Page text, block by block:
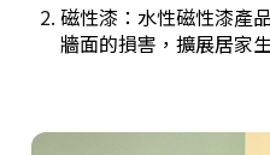
磁性漆：水性磁性漆產
牆面的損害，擴展居家